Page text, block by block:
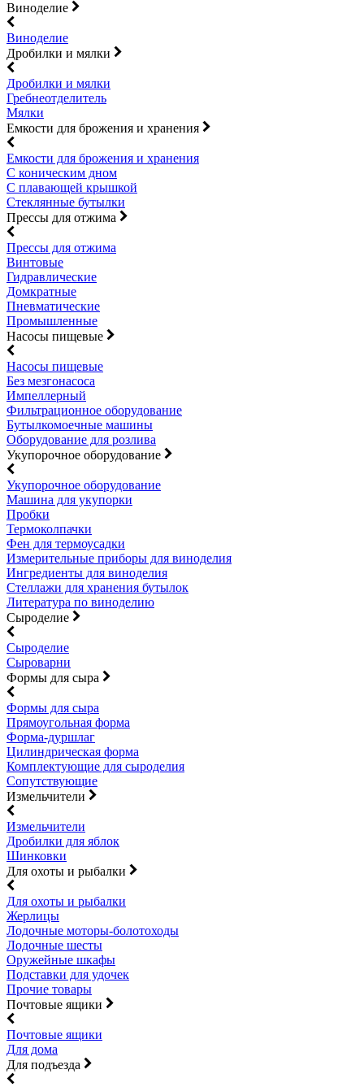
Виноделие
Виноделие
Дробилки и мялки
Дробилки и мялки
Гребнеотделитель
Мялки
Емкости для брожения и хранения
Емкости для брожения и хранения
С коническим дном
С плавающей крышкой
Стеклянные бутылки
Прессы для отжима
Прессы для отжима
Винтовые
Гидравлические
Домкратные
Пневматические
Промышленные
Насосы пищевые
Насосы пищевые
Без мезгонасоса
Импеллерный
Фильтрационное оборудование
Бутылкомоечные машины
Оборудование для розлива
Укупорочное оборудование
Укупорочное оборудование
Машина для укупорки
Пробки
Термоколпачки
Фен для термоусадки
Измерительные приборы для виноделия
Ингредиенты для виноделия
Стеллажи для хранения бутылок
Литература по виноделию
Сыроделие
Сыроделие
Сыроварни
Формы для сыра
Формы для сыра
Прямоугольная форма
Форма-дуршлаг
Цилиндрическая форма
Комплектующие для сыроделия
Сопутствующие
Измельчители
Измельчители
Дробилки для яблок
Шинковки
Для охоты и рыбалки
Для охоты и рыбалки
Жерлицы
Лодочные моторы-болотоходы
Лодочные шесты
Оружейные шкафы
Подставки для удочек
Прочие товары
Почтовые ящики
Почтовые ящики
Для дома
Для подъезда